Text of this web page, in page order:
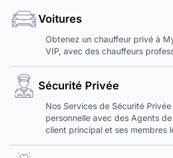
Voitures
Obtenez un chauffeur privé à
VIP, avec des chauffeurs
Sécurité Privée
Nos Services de Sécurité
personnelle avec des Agents
client principal et ses membres